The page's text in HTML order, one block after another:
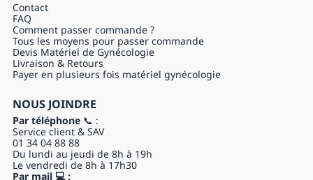
Contact
FAQ
Comment passer commande ?
Tous les moyens pour passer commande
Devis Matériel de Gynécologie
Livraison & Retours
Payer en plusieurs fois matériel gynécologie
NOUS JOINDRE
Par téléphone📞 :
Service client & SAV
01 34 04 88 88
Du lundi au jeudi de 8h à 19h
Le vendredi de 8h à 17h30
Par mail 💻 :